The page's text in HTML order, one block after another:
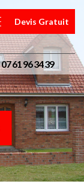
Devis Gratuit
07 61 96 34 39